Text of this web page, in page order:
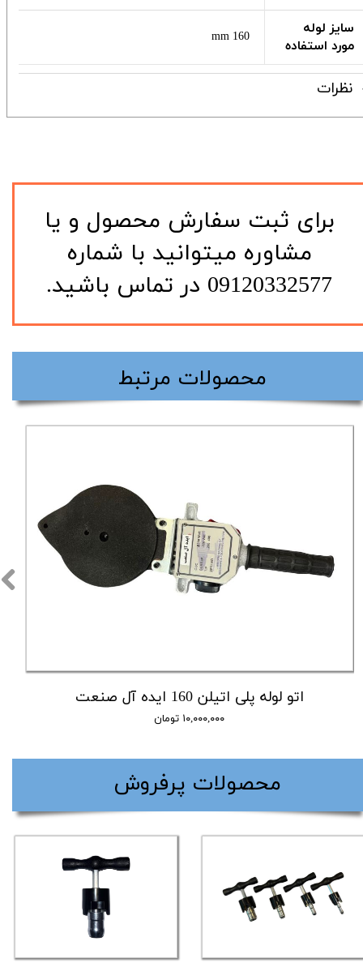
سایز لوله
مورد استفاده
160 mm
نظرات
​برای ثبت سفارش محصول و یا
مشاوره میتوانید با شماره
09120332577 در تماس باشید.
​محصولات مرتبط
اتو لوله پلی اتیلن 160 ایده آل صنعت
۱۰,۰۰۰,۰۰۰ تومان
​محصولات پرفروش